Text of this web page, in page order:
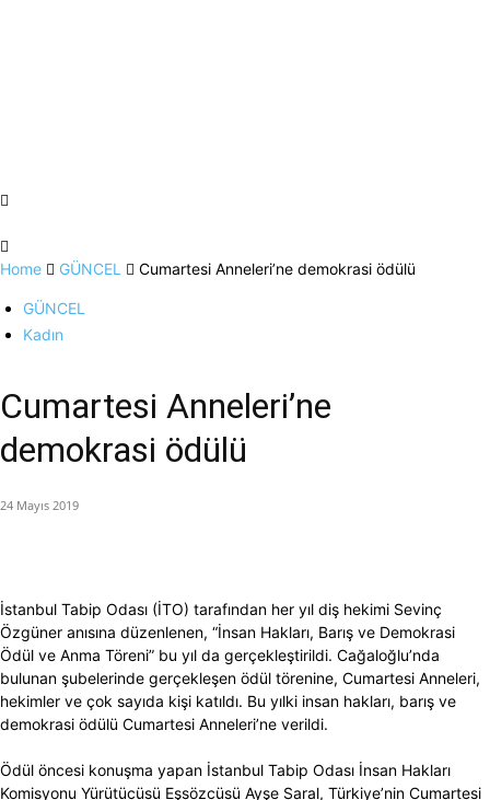
Home GÜNCEL Cumartesi Anneleri’ne demokrasi ödülü
GÜNCEL
Kadın
Cumartesi Anneleri’ne
demokrasi ödülü
24 Mayıs 2019
İstanbul Tabip Odası (İTO) tarafından her yıl diş hekimi Sevinç
Özgüner anısına düzenlenen, “İnsan Hakları, Barış ve Demokrasi
Ödül ve Anma Töreni” bu yıl da gerçekleştirildi. Cağaloğlu’nda
bulunan şubelerinde gerçekleşen ödül törenine, Cumartesi Anneleri,
hekimler ve çok sayıda kişi katıldı. Bu yılki insan hakları, barış ve
demokrasi ödülü Cumartesi Anneleri’ne verildi.
Ödül öncesi konuşma yapan İstanbul Tabip Odası İnsan Hakları
Komisyonu Yürütücüsü Eşsözcüsü Ayşe Saral, Türkiye’nin Cumartesi